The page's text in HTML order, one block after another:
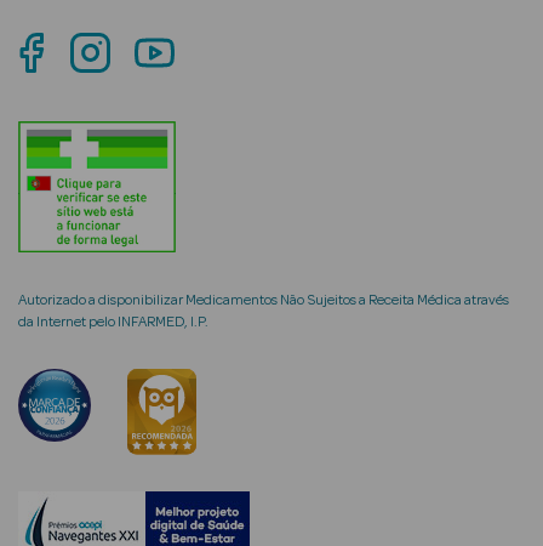
Rosto e
Ver Tudo
Cosmética
Hidratantes
Séruns Faciais
Creme de Olhos
envelhecimento
Autorizado a disponibilizar Medicamentos Não Sujeitos a Receita Médica através
da Internet pelo INFARMED, I.P.